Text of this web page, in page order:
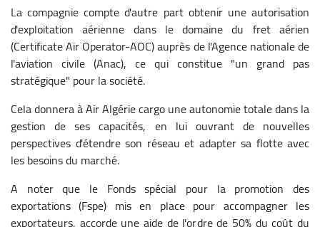
La compagnie compte d'autre part obtenir une autorisation
d'exploitation aérienne dans le domaine du fret aérien
(Certificate Air Operator-AOC) auprès de l'Agence nationale de
l'aviation civile (Anac), ce qui constitue "un grand pas
stratégique" pour la société.
Cela donnera à Air Algérie cargo une autonomie totale dans la
gestion de ses capacités, en lui ouvrant de nouvelles
perspectives d'étendre son réseau et adapter sa flotte avec
les besoins du marché.
A noter que le Fonds spécial pour la promotion des
exportations (Fspe) mis en place pour accompagner les
exportateurs, accorde une aide de l'ordre de 50% du coût du